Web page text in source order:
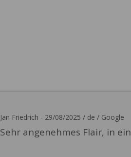
Jan Friedrich - 29/08/2025 / de / Google
Sehr angenehmes Flair, in